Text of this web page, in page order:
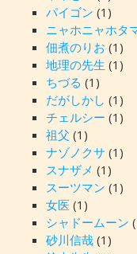
パイゴン (1)
ニャホニャホタ
佃煮のりお (1)
地理の先生 (1)
ちづる (1)
だがしかし (1)
チェルシー (1)
祖父 (1)
ナゾノクサ (1)
スナザメ (1)
スーツマン (1)
女医 (1)
シャドームーン
砂川信哉(1)